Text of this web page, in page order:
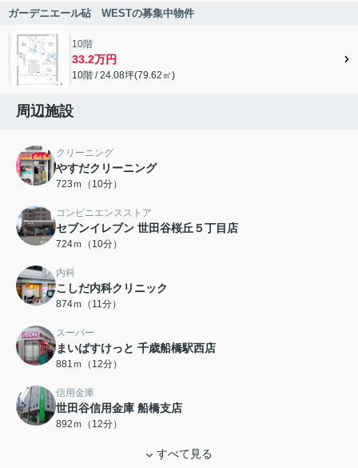
ガーデニエール砧 WESTの募集中物件
10階
33.2万円
10階 / 24.08坪(79.62㎡)
周辺施設
クリーニング
やすだクリーニング
723ｍ（10分）
コンビニエンスストア
セブンイレブン 世田谷桜丘５丁目店
724ｍ（10分）
内科
こしだ内科クリニック
874ｍ（11分）
スーパー
まいばすけっと 千歳船橋駅西店
881ｍ（12分）
信用金庫
世田谷信用金庫 船橋支店
892ｍ（12分）
すべて見る